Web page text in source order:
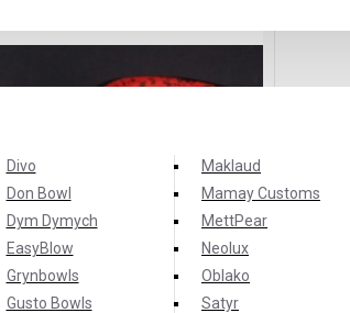
Divo
Don Bowl
Dym Dymych
EasyBlow
Grynbowls
Gusto Bowls
Maklaud
Mamay Customs
MettPear
Neolux
Oblako
Satyr